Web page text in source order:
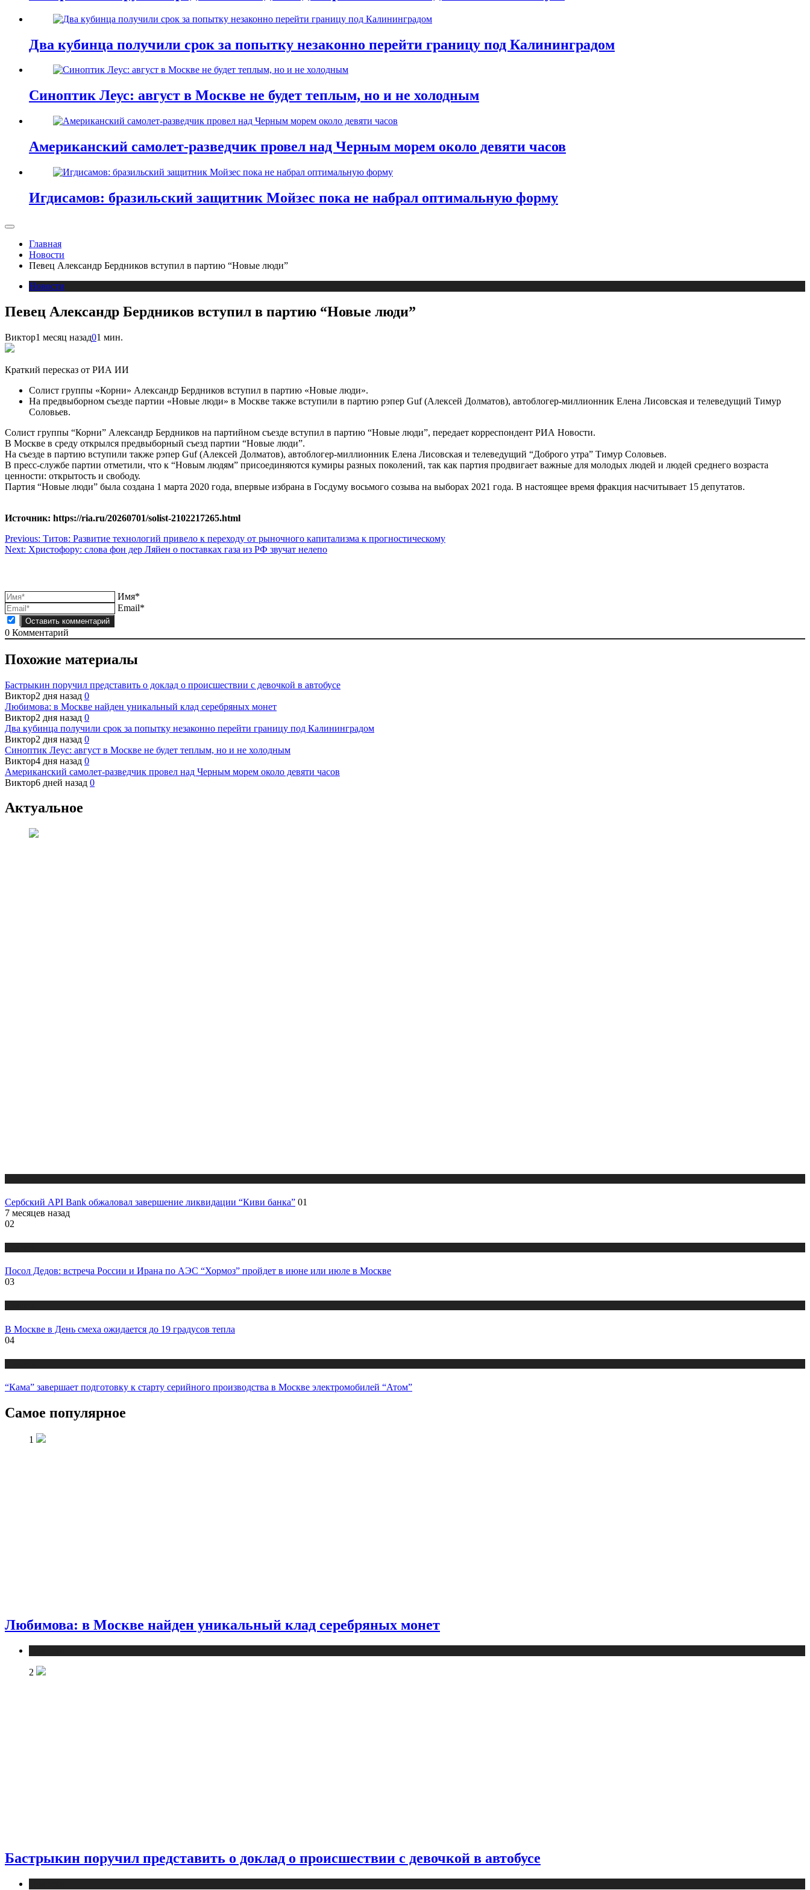
Два кубинца получили срок за попытку незаконно перейти границу под Калининградом
Синоптик Леус: август в Москве не будет теплым, но и не холодным
Американский самолет-разведчик провел над Черным морем около девяти часов
Игдисамов: бразильский защитник Мойзес пока не набрал оптимальную форму
Главная
Новости
Певец Александр Бердников вступил в партию “Новые люди”
Новости
Певец Александр Бердников вступил в партию “Новые люди”
Виктор1 месяц назад01 мин.
Краткий пересказ от РИА ИИ
Солист группы «Корни» Александр Бердников вступил в партию «Новые люди».
На предвыборном съезде партии «Новые люди» в Москве также вступили в партию рэпер Guf (Алексей Долматов), автоблогер-миллионник Елена Лисовская и телеведущий Тимур
Соловьев.
Солист группы “Корни” Александр Бердников на партийном съезде вступил в партию “Новые люди”, передает корреспондент РИА Новости.
В Москве в среду открылся предвыборный съезд партии “Новые люди”.
На съезде в партию вступили также рэпер Guf (Алексей Долматов), автоблогер-миллионник Елена Лисовская и телеведущий “Доброго утра” Тимур Соловьев.
В пресс-службе партии отметили, что к “Новым людям” присоединяются кумиры разных поколений, так как партия продвигает важные для молодых людей и людей среднего возраста
ценности: открытость и свободу.
Партия “Новые люди” была создана 1 марта 2020 года, впервые избрана в Госдуму восьмого созыва на выборах 2021 года. В настоящее время фракция насчитывает 15 депутатов.
Источник: https://ria.ru/20260701/solist-2102217265.html
Навигация
по
Previous: Титов: Развитие технологий привело к переходу от рыночного капитализма к прогностическому
Next: Христофору: слова фон дер Ляйен о поставках газа из РФ звучат нелепо
Имя*
Email*
0 Комментарий
Похожие материалы
Бастрыкин поручил представить о доклад о происшествии с девочкой в автобусе
Виктор2 дня назад 0
Любимова: в Москве найден уникальный клад серебряных монет
Виктор2 дня назад 0
Два кубинца получили срок за попытку незаконно перейти границу под Калининградом
Виктор2 дня назад 0
Синоптик Леус: август в Москве не будет теплым, но и не холодным
Виктор4 дня назад 0
Американский самолет-разведчик провел над Черным морем около девяти часов
Виктор6 дней назад 0
Актуальное
Сербский API Bank обжаловал завершение ликвидации “Киви банка” 01
7 месяцев назад
02
Посол Дедов: встреча России и Ирана по АЭС “Хормоз” пройдет в июне или июле в Москве
03
В Москве в День смеха ожидается до 19 градусов тепла
04
“Кама” завершает подготовку к старту серийного производства в Москве электромобилей “Атом”
Самое популярное
1
Любимова: в Москве найден уникальный клад серебряных монет
2
Бастрыкин поручил представить о доклад о происшествии с девочкой в автобусе